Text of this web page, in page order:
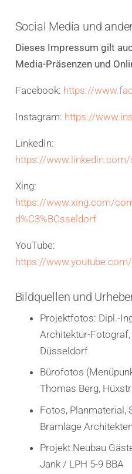
Social Media und
Dieses Impressum gilt
Media-Präsenzen und
Facebook: https://
Instagram: https://
LinkedIn:
https://
Xing:
https://www.xing.com/
d%C3%BCsseldorf
YouTube:
https://
Bildquellen und
Projektfotos: Dipl.-
Architektur-
Düsseldorf
Bürofotos
Thomas Berg,
Fotos, Planmaterial,
Bramlage
Projekt Neubau
Jank / LPH 5-9 BBA